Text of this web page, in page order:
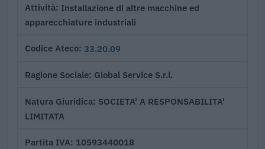
Attività Installazione di altre macchine ed
apparecchiature industriali
Codice Ateco 33.20.09
Ragione Sociale Global Service S.r.l.
Natura Giuridica SOCIETA' A RESPONSABILITA'
LIMITATA
Partita IVA 10593440018